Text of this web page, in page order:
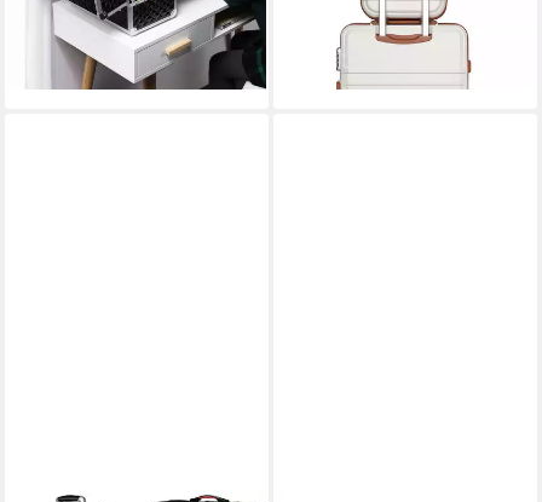
lieferbar - in 2-3 Werktagen bei dir
lieferbar - in 2-3 Werktagen bei dir
+10